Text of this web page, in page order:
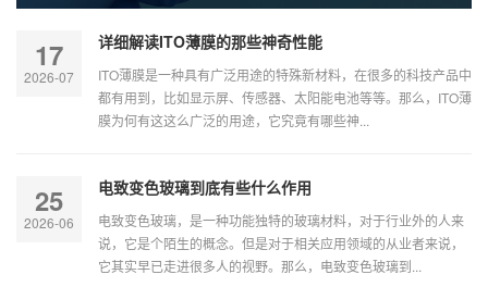
17
2026-07
详细解读ITO薄膜的那些神奇性能
ITO薄膜是一种具有广泛用途的特殊新材料，在很多的科技产品中
都有用到，比如显示屏、传感器、太阳能电池等等。那么，ITO薄
膜为何有这这么广泛的用途，它究竟有哪些神...
25
2026-06
电致变色玻璃到底有些什么作用
电致变色玻璃，是一种功能独特的玻璃材料，对于行业外的人来
说，它是个陌生的概念。但是对于相关应用领域的从业者来说，
它其实早已走进很多人的视野。那么，电致变色玻璃到...